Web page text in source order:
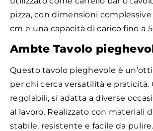
pizza, con dimensioni complessive
cm e una capacità di carico fino a
Ambte Tavolo
Questo tavolo pieghevole è
per chi cerca versatilità e praticità.
regolabili, si adatta a diverse
al lavoro. Realizzato con materiali
stabile, resistente e facile da